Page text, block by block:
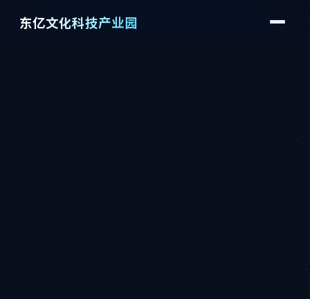
东亿文化科技产业园